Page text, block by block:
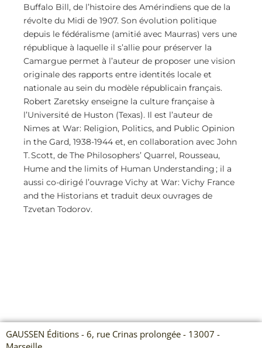
Buffalo Bill, de l’histoire des Amérindiens que de la
révolte du Midi de 1907. Son évolution politique
depuis le fédéralisme (amitié avec Maurras) vers une
république à laquelle il s’allie pour préserver la
Camargue permet à l’auteur de proposer une vision
originale des rapports entre identités locale et
nationale au sein du modèle républicain français.
Robert Zaretsky enseigne la culture française à
l’Université de Huston (Texas). Il est l’auteur de
Nimes at War: Religion, Politics, and Public Opinion
in the Gard, 1938-1944 et, en collaboration avec John
T. Scott, de The Philosophers’ Quarrel, Rousseau,
Hume and the limits of Human Understanding ; il a
aussi co-dirigé l’ouvrage Vichy at War: Vichy France
and the Historians et traduit deux ouvrages de
Tzvetan Todorov.
GAUSSEN Éditions - 6, rue Crinas prolongée - 13007 -